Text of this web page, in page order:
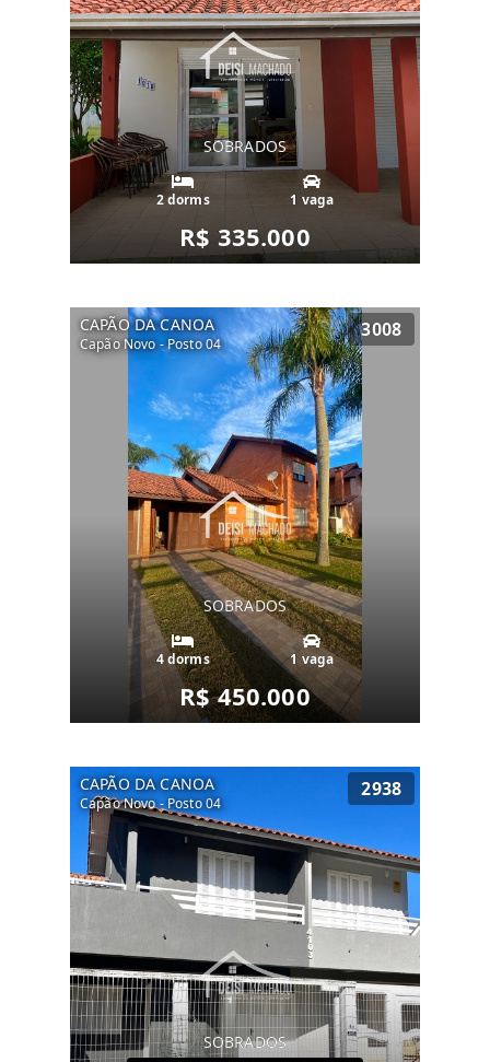
SOBRADOS
2 dorms 1 vaga
R$ 335.000
CAPÃO DA CANOA
Capão Novo - Posto 04
3008
SOBRADOS
4 dorms 1 vaga
R$ 450.000
CAPÃO DA CANOA
Capão Novo - Posto 04
2938
SOBRADOS